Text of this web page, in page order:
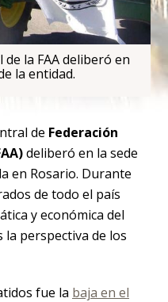
la FAA deliberó en
la entidad.
de Federación
deliberó en la sede
en Rosario. Durante
de todo el país
y económica del
la perspectiva de los
fue la baja en el